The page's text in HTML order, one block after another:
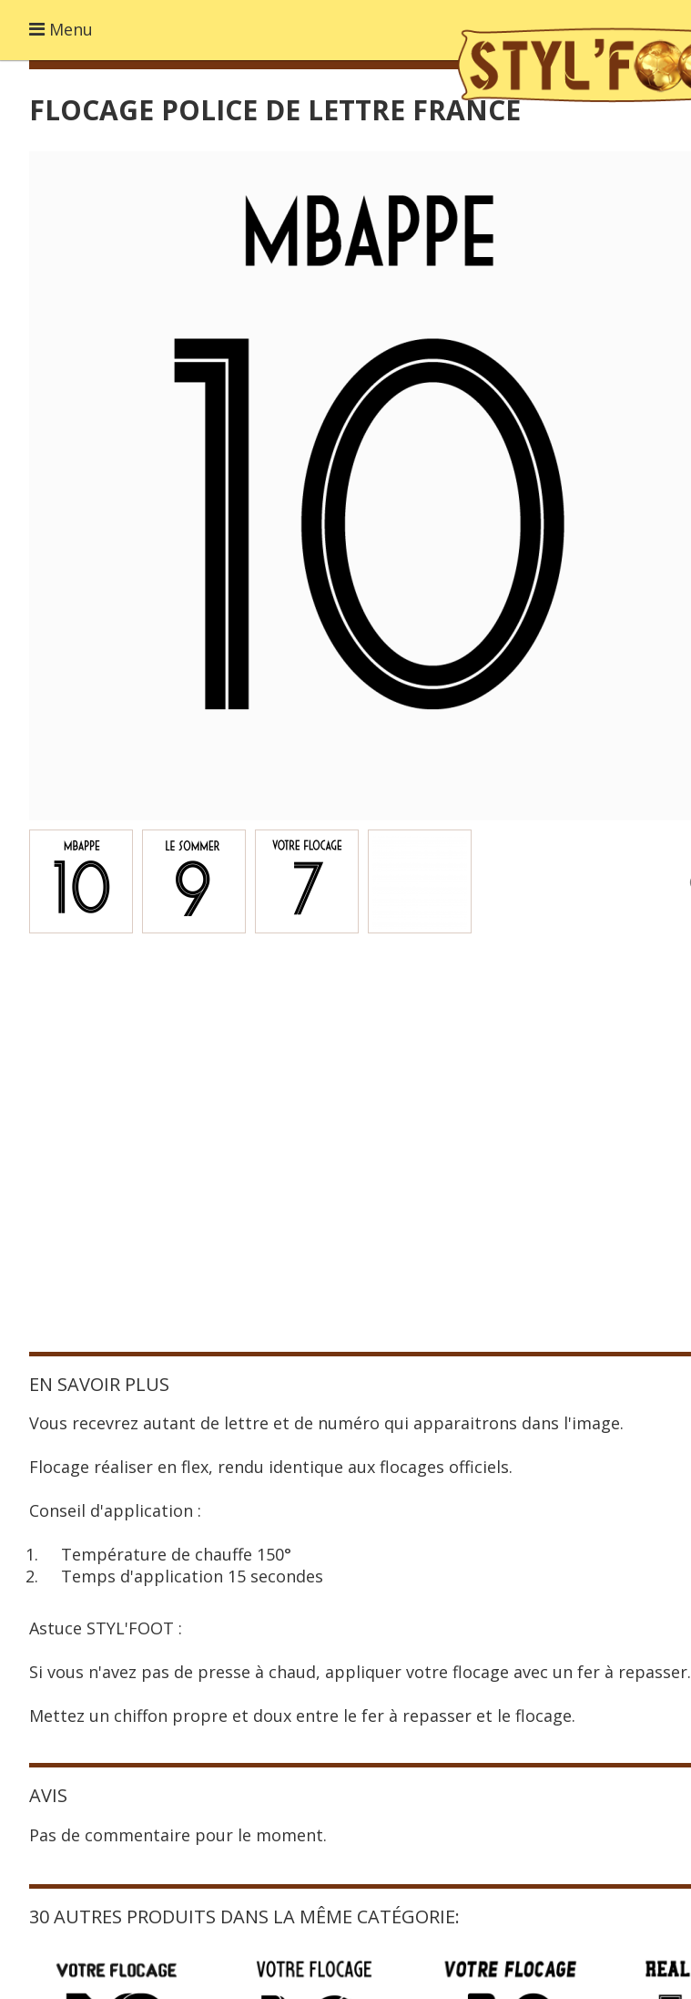
Menu
FLOCAGE POLICE DE LETTRE FRANCE
EN SAVOIR PLUS
Vous recevrez autant de lettre et de numéro qui apparaitrons dans l'image.
Flocage réaliser en flex, rendu identique aux flocages officiels.
Conseil d'application :
Température de chauffe 150°
Temps d'application 15 secondes
Astuce STYL'FOOT :
Si vous n'avez pas de presse à chaud, appliquer votre flocage avec un fer à repasser.
Mettez un chiffon propre et doux entre le fer à repasser et le flocage.
AVIS
Pas de commentaire pour le moment.
30 AUTRES PRODUITS DANS LA MÊME CATÉGORIE: